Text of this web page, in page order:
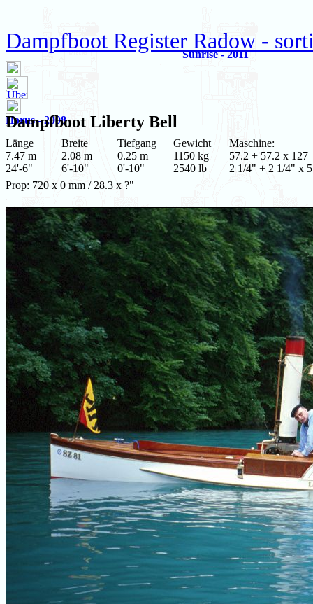
Dampfboot Register Radow -
Sunrise - 2011
Horus - 2008
Dampfboot Liberty Bell
Länge
7.47 m
24'-6"
Breite
2.08 m
6'-10"
Tiefgang
0.25 m
0'-10"
Gewicht
1150 kg
2540 lb
Maschine:
57.2 + 57.2 x 127
2 1/4" + 2 1/4" x
Prop: 720 x 0 mm / 28.3 x ?"